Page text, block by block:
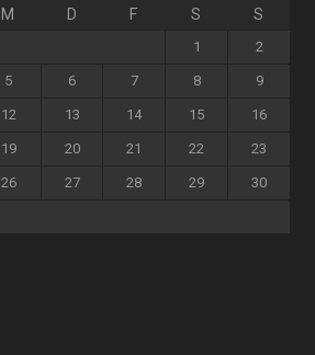
M D F S S
1 2
5 6 7 8 9
12 13 14 15 16
19 20 21 22 23
26 27 28 29 30